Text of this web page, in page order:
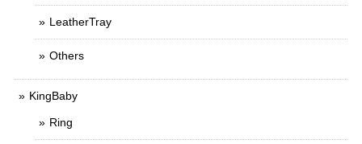
LeatherTray
Others
KingBaby
Ring